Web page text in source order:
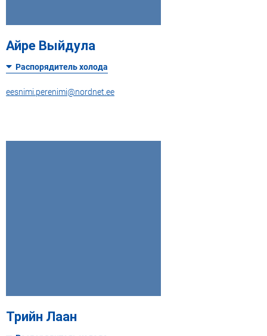
Айре Выйдула
Распорядитель холода
eesnimi.perenimi@nordnet.ee
Трийн Лаан